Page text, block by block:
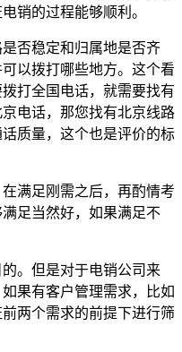
销的过程能够顺利。
否稳定和归属地是否齐
以拨打哪些地方。这个看
打全国电话，就需要找有
电话，那您找有北京线路
质量，这个也是评价的标
满足刚需之后，再酌情考
足当然好，如果满足不
。但是对于电销公司来
果有客户管理需求，比如
两个需求的前提下进行筛